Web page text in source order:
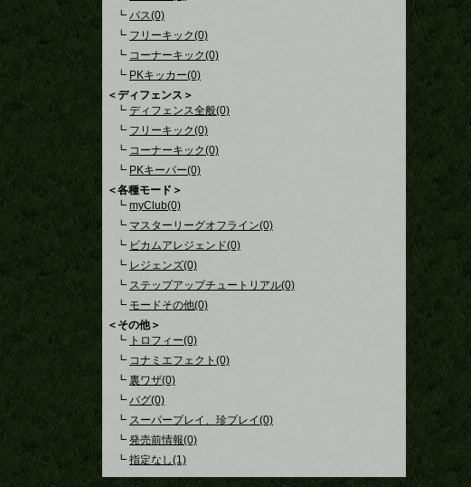
┗ パス(0)
┗ フリーキック(0)
┗ コーナーキック(0)
┗ PKキッカー(0)
＜ディフェンス＞
┗ ディフェンス全般(0)
┗ フリーキック(0)
┗ コーナーキック(0)
┗ PKキーパー(0)
＜各種モード＞
┗ myClub(0)
┗ マスターリーグオフライン(0)
┗ ビカムアレジェンド(0)
┗ レジェンズ(0)
┗ ステップアップチュートリアル(0)
┗ モードその他(0)
＜その他＞
┗ トロフィー(0)
┗ コナミエフェクト(0)
┗ 裏ワザ(0)
┗ バグ(0)
┗ スーパープレイ、珍プレイ(0)
┗ 発売前情報(0)
┗ 指定なし(1)